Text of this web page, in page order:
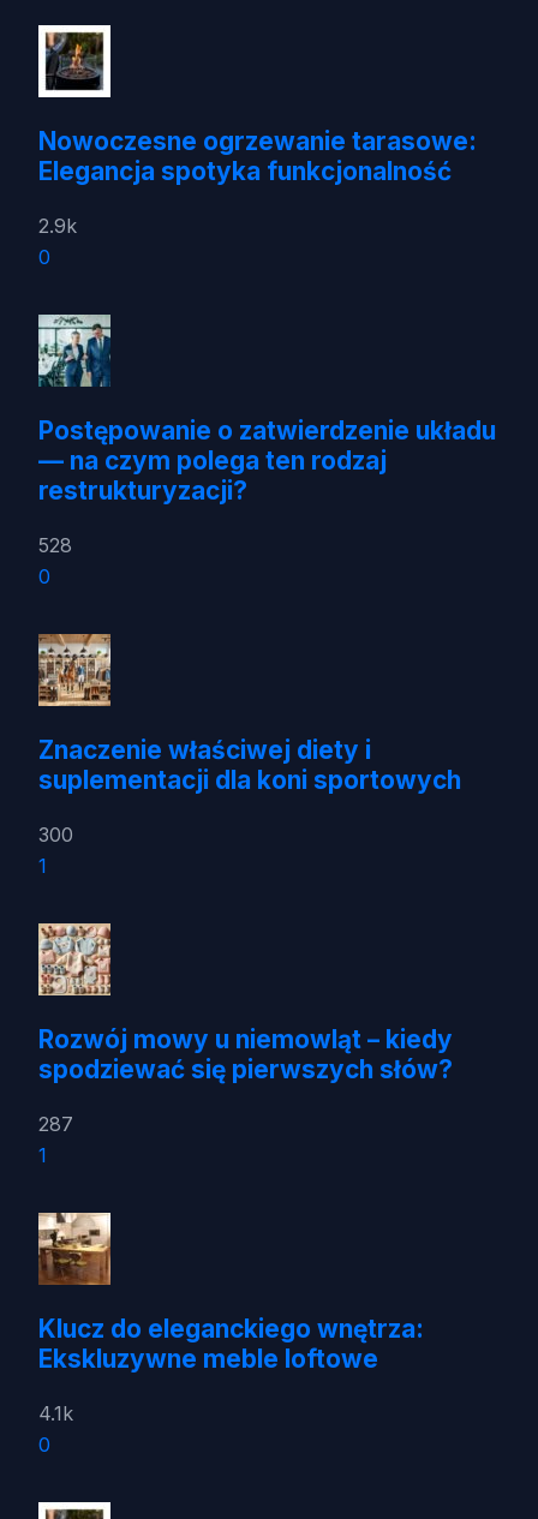
Nowoczesne ogrzewanie tarasowe:
Elegancja spotyka funkcjonalność
2.9k
0
Postępowanie o zatwierdzenie układu
— na czym polega ten rodzaj
restrukturyzacji?
528
0
Znaczenie właściwej diety i
suplementacji dla koni sportowych
300
1
Rozwój mowy u niemowląt – kiedy
spodziewać się pierwszych słów?
287
1
Klucz do eleganckiego wnętrza:
Ekskluzywne meble loftowe
4.1k
0